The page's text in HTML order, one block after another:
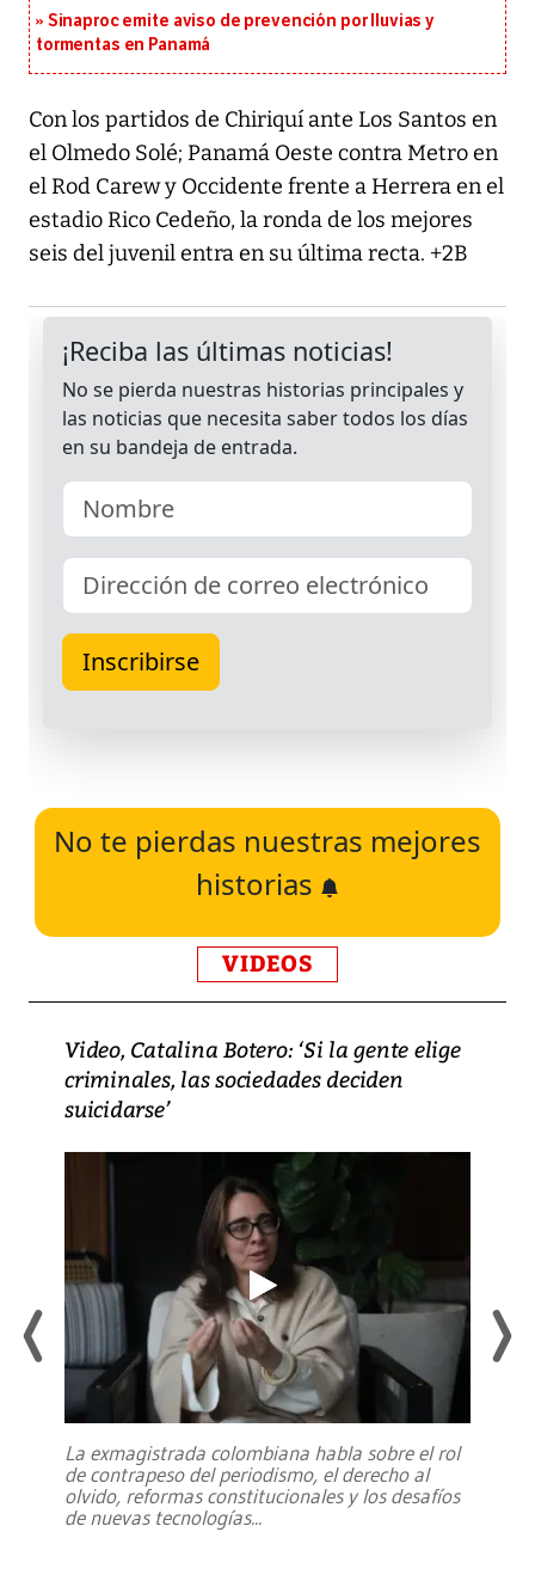
Sinaproc emite aviso de prevención por lluvias y
tormentas en Panamá
Con los partidos de Chiriquí ante Los Santos en
el Olmedo Solé; Panamá Oeste contra Metro en
el Rod Carew y Occidente frente a Herrera en el
estadio Rico Cedeño, la ronda de los mejores
seis del juvenil entra en su última recta. +2B
No te pierdas nuestras mejores
historias
VIDEOS
Video, Catalina Botero: ‘Si la gente elige
criminales, las sociedades deciden
suicidarse’
La exmagistrada colombiana habla sobre el rol
de contrapeso del periodismo, el derecho al
olvido, reformas constitucionales y los desafíos
de nuevas tecnologías...